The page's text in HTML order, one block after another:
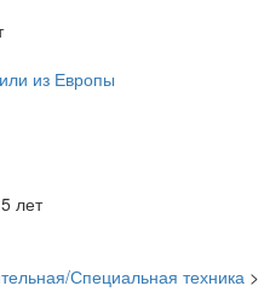
из Европы
лет
Специальная техника >